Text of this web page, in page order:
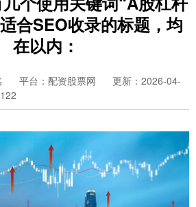
合SEO收录的标题，均
在以内：
平台：配资股票网
更新：2026-04-